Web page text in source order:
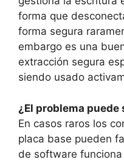
forma que
forma segura
embargo es una
extracción segura
siendo usado
¿El problema puede
En casos raros los
placa base pueden
de software